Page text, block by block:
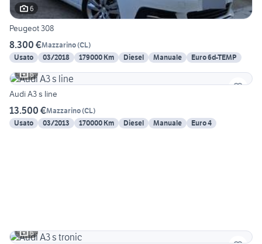
6
Peugeot 308
8.300 €Mazzarino(CL)
Usato
03/2018 179000 Km Diesel Manuale
Euro 6d-TEMP
6
Audi A3 s line
13.500 €Mazzarino(CL)
Usato
03/2013 170000 Km Diesel Manuale Euro 4
6